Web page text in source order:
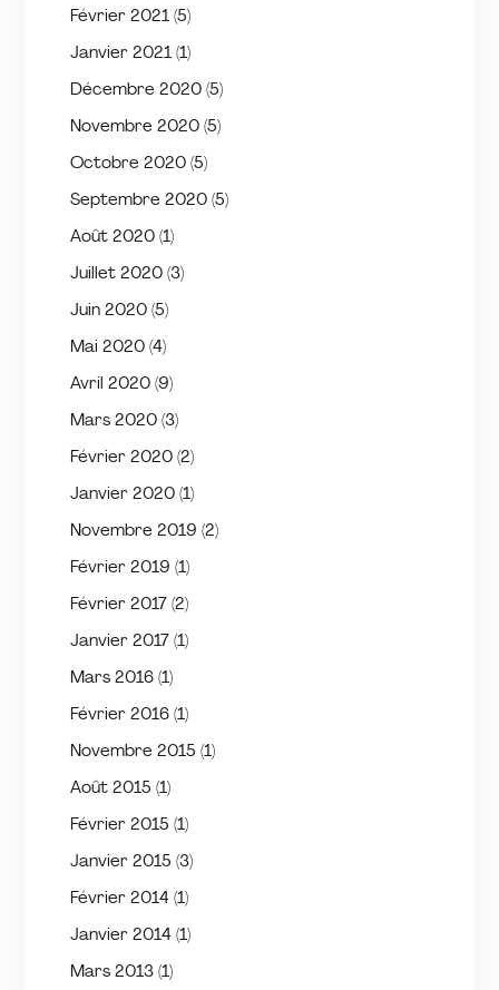
Février 2021 (5)
Janvier 2021 (1)
Décembre 2020 (5)
Novembre 2020 (5)
Octobre 2020 (5)
Septembre 2020 (5)
Août 2020 (1)
Juillet 2020 (3)
Juin 2020 (5)
Mai 2020 (4)
Avril 2020 (9)
Mars 2020 (3)
Février 2020 (2)
Janvier 2020 (1)
Novembre 2019 (2)
Février 2019 (1)
Février 2017 (2)
Janvier 2017 (1)
Mars 2016 (1)
Février 2016 (1)
Novembre 2015 (1)
Août 2015 (1)
Février 2015 (1)
Janvier 2015 (3)
Février 2014 (1)
Janvier 2014 (1)
Mars 2013 (1)